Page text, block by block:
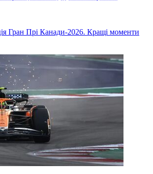
Гран Прі Канади-2026. Кращі моменти